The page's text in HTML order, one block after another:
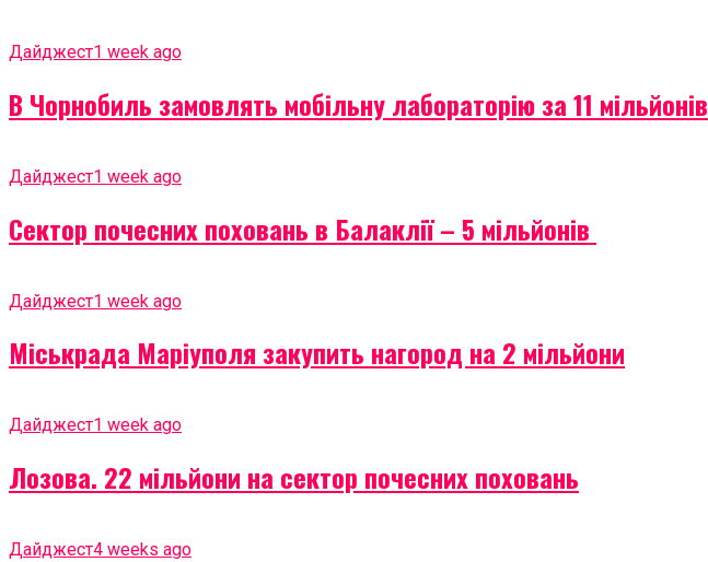
Дайджест1 week ago
В Чорнобиль замовлять мобільну лабораторію за 11 мільйонів
Дайджест1 week ago
Сектор почесних поховань в Балаклії – 5 мільйонів
Дайджест1 week ago
Міськрада Маріуполя закупить нагород на 2 мільйони
Дайджест1 week ago
Лозова. 22 мільйони на сектор почесних поховань
Дайджест4 weeks ago